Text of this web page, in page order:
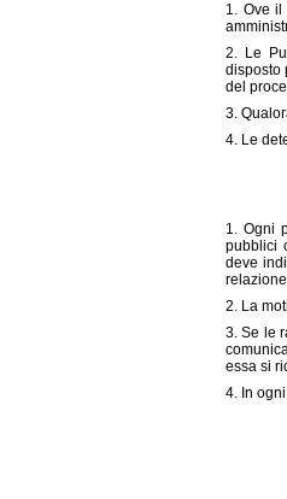
1. Ove il
2. Le
disposto
del
3.
4. Le
1. Ogni
pubblici
deve
2. La
3. Se le
essa si
4. In